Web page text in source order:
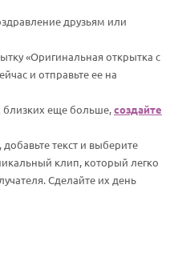
друзьям или
«Оригинальная открытка с
и отправьте ее на
близких еще больше,создайте
текст и выберите
клип, который легко
Сделайте их день